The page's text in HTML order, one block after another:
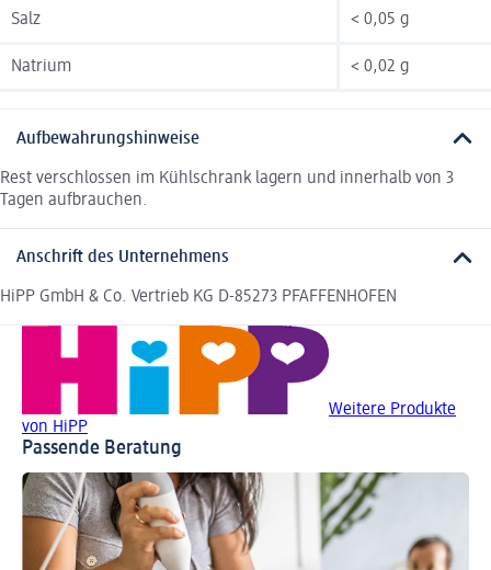
Salz < 0,05 g
Natrium < 0,02 g
Aufbewahrungshinweise
Rest verschlossen im Kühlschrank lagern und innerhalb von 3
Tagen aufbrauchen.
Anschrift des Unternehmens
HiPP GmbH & Co. Vertrieb KG D-85273 PFAFFENHOFEN
Weitere Produkte
von HiPP
Passende Beratung